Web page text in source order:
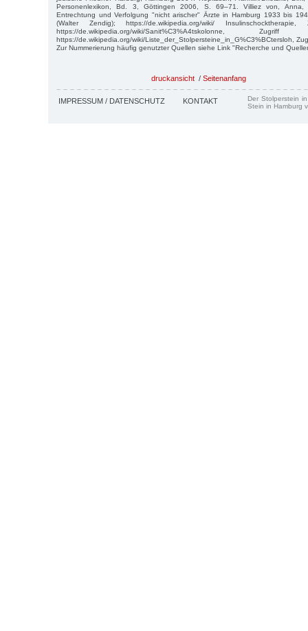
Personenlexikon, Bd. 3, Göttingen 2006, S. 69–71. Villiez von, Anna,
Entrechtung und Verfolgung "nicht arischer" Ärzte in Hamburg 1933 bis
(Walter Zendig); https://de.wikipedia.org/wiki/
https://de.wikipedia.org/wiki/Sanit%C3%A4tskolonne,
https://de.wikipedia.org/wiki/Liste_der_Stolpersteine_in_G%C3%BCtersloh,
Zur Nummerierung häufig genutzter Quellen siehe Link "Recherche und
druckansicht / Seitenanfang
IMPRESSUM / DATENSCHUTZ KONTAKT
Der Stolperstein
Stein in Hamburg